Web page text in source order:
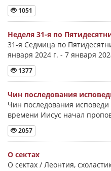
1051
Неделя 31-я по
31-я Седмица по
января 2024 г. - 7 января
1377
Чин последования
Чин последования
времени Иисус начал
2057
О сектах
О сектах / Леонтия,